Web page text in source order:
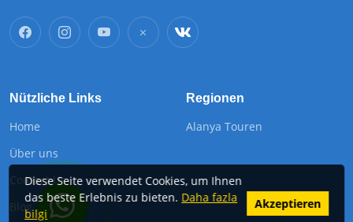
Contact us on WhatsApp now!
Nützliche Links
Home
Über uns
Contact Us
Blog
Regionen
Alanya Touren
Diese Seite verwendet Cookies, um Ihnen
das beste Erlebnis zu bieten. Daha fazla
bilgi
Akzeptieren